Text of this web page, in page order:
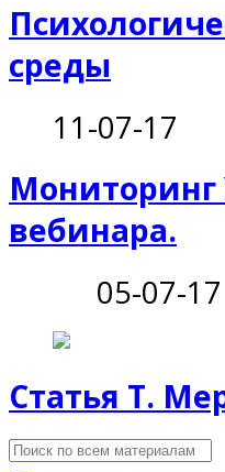
среды
11-07-17
Мониторинг
вебинара.
05-07-17
Статья Т.